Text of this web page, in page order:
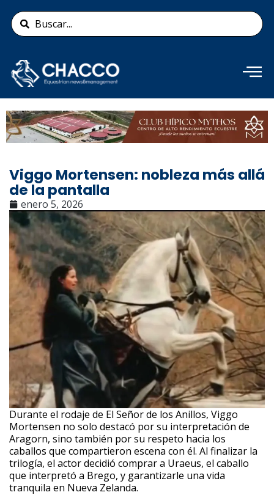
contenido
Search
...
Añade aquí tu texto de
cabecera
Viggo Mortensen: nobleza más allá
de la pantalla
enero 5, 2026
Durante el rodaje de El Señor de los Anillos, Viggo
Mortensen no solo destacó por su interpretación de
Aragorn, sino también por su respeto hacia los
caballos que compartieron escena con él. Al finalizar la
trilogía, el actor decidió comprar a Uraeus, el caballo
que interpretó a Brego, y garantizarle una vida
tranquila en Nueva Zelanda.